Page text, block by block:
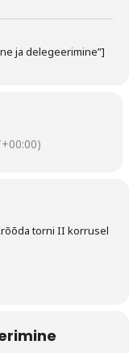
ja delegeerimine”]
torni II korrusel